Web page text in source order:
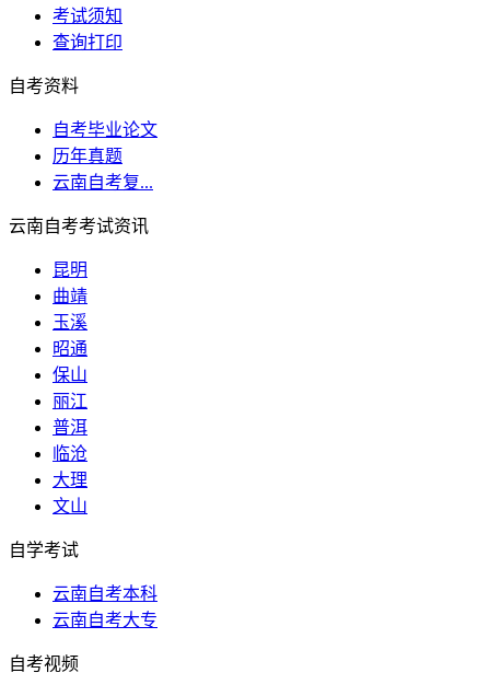
考试须知
查询打印
自考资料
自考毕业论文
历年真题
云南自考复...
云南自考考试资讯
昆明
曲靖
玉溪
昭通
保山
丽江
普洱
临沧
大理
文山
自学考试
云南自考本科
云南自考大专
自考视频